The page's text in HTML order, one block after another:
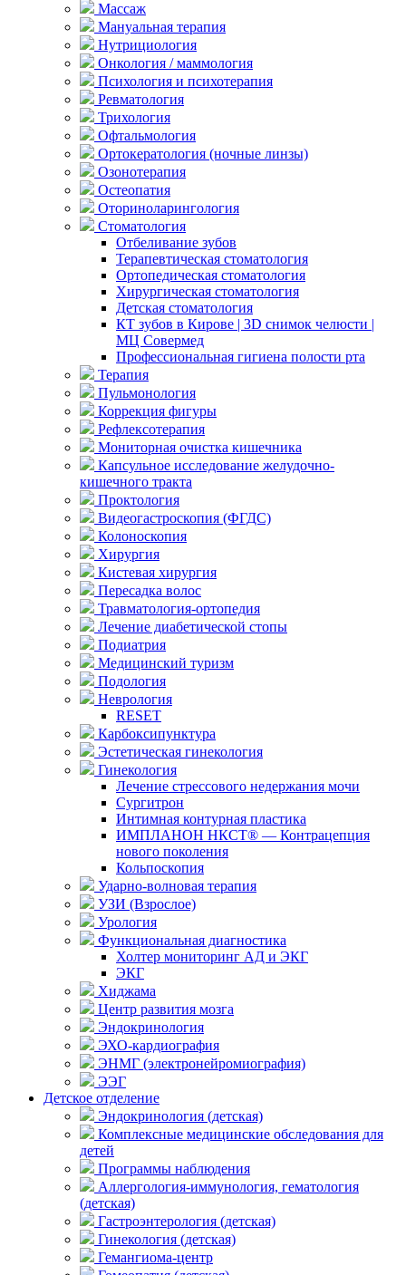
Массаж
Мануальная терапия
Нутрициология
Онкология / маммология
Психология и психотерапия
Ревматология
Трихология
Офтальмология
Ортокератология (ночные линзы)
Озонотерапия
Остеопатия
Оториноларингология
Стоматология
Отбеливание зубов
Терапевтическая стоматология
Ортопедическая стоматология
Хирургическая стоматология
Детская стоматология
КТ зубов в Кирове | 3D снимок челюсти |
МЦ Совермед
Профессиональная гигиена полости рта
Терапия
Пульмонология
Коррекция фигуры
Рефлексотерапия
Мониторная очистка кишечника
Капсульное исследование желудочно-
кишечного тракта
Проктология
Видеогастроскопия (ФГДС)
Колоноскопия
Хирургия
Кистевая хирургия
Пересадка волос
Травматология-ортопедия
Лечение диабетической стопы
Подиатрия
Медицинский туризм
Подология
Неврология
RESET
Карбоксипунктура
Эстетическая гинекология
Гинекология
Лечение стрессового недержания мочи
Сургитрон
Интимная контурная пластика
ИМПЛАНОН НКСТ® — Контрацепция
нового поколения
Кольпоскопия
Ударно-волновая терапия
УЗИ (Взрослое)
Урология
Функциональная диагностика
Холтер мониторинг АД и ЭКГ
ЭКГ
Хиджама
Центр развития мозга
Эндокринология
ЭХО-кардиография
ЭНМГ (электронейромиография)
ЭЭГ
Детское отделение
Эндокринология (детская)
Комплексные медицинские обследования для
детей
Программы наблюдения
Аллергология-иммунология, гематология
(детская)
Гастроэнтерология (детская)
Гинекология (детская)
Гемангиома-центр